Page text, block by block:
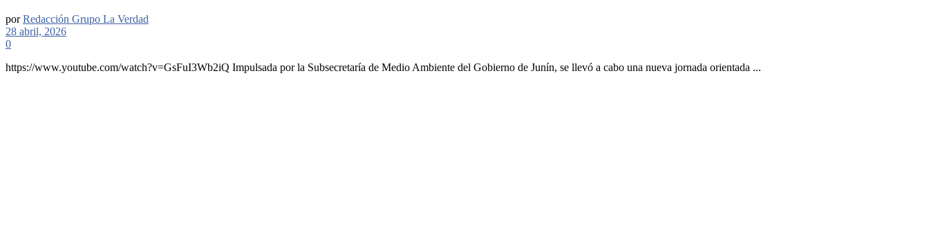
por Redacción Grupo La Verdad
28 abril, 2026
0
https://www.youtube.com/watch?v=GsFuI3Wb2iQ Impulsada por la Subsecretaría de Medio Ambiente del Gobierno de Junín, se llevó a cabo una nueva jornada orientada ...